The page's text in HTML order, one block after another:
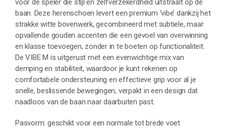
baan. Deze herenschoen levert een premium ‘vibe’ dankzij het
strakke witte bovenwerk, gecombineerd met subtiele, maar
opvallende gouden accenten die een gevoel van overwinning
en klasse toevoegen, zonder in te boeten op functionaliteit.
De VIBE M is uitgerust met een evenwichtige mix van
demping en stabiliteit, waardoor je kunt rekenen op
comfortabele ondersteuning en effectieve grip voor al je
snelle, beslissende bewegingen, verpakt in een design dat
naadloos van de baan naar daarbuiten past.
Pasvorm: geschikt voor een normale tot brede voet